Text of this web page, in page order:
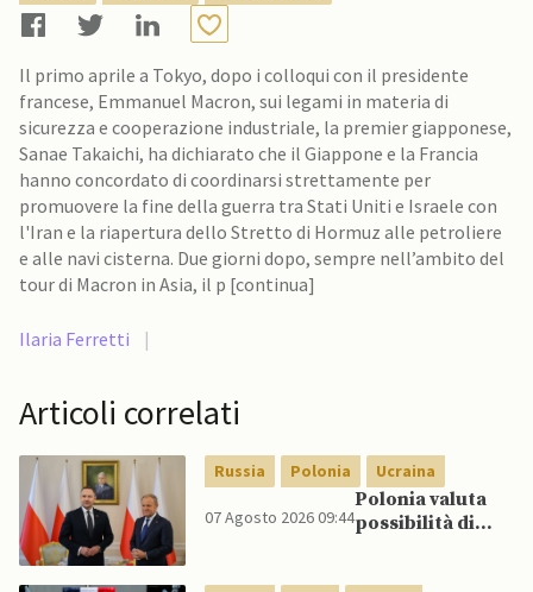
Il primo aprile a Tokyo, dopo i colloqui con il presidente
francese, Emmanuel Macron, sui legami in materia di
sicurezza e cooperazione industriale, la premier giapponese,
Sanae Takaichi, ha dichiarato che il Giappone e la Francia
hanno concordato di coordinarsi strettamente per
promuovere la fine della guerra tra Stati Uniti e Israele con
l'Iran e la riapertura dello Stretto di Hormuz alle petroliere
e alle navi cisterna. Due giorni dopo, sempre nell’ambito del
tour di Macron in Asia, il p [continua]
Ilaria Ferretti |
Articoli correlati
Russia Polonia Ucraina
07 Agosto 2026 09:44
Polonia valuta
possibilità di